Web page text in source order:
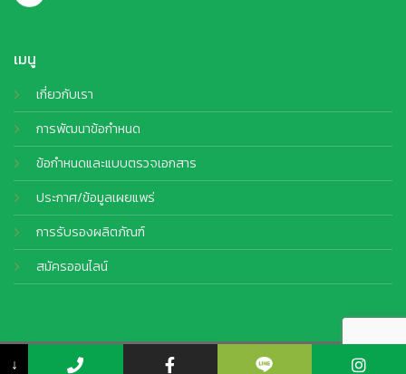
เมนู
เกี่ยวกับเรา
การพัฒนาข้อกำหนด
ข้อกำหนดและแบบตรวจเอกสาร
ประกาศ/ข้อมูลเผยแพร่
การรับรองผลิตภัณฑ์
สมัครออนไลน์
© Copyright 2026 TEI. All Rights Reserved by CJ Soft Co., Ltd.
↓